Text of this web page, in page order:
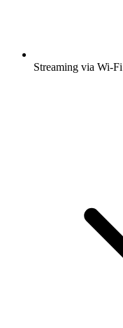
Streaming via Wi-